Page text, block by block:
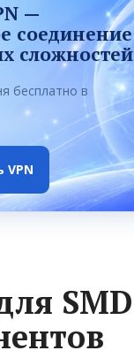
—
соединение
сложностей
бесплатно в
VPN
SMD